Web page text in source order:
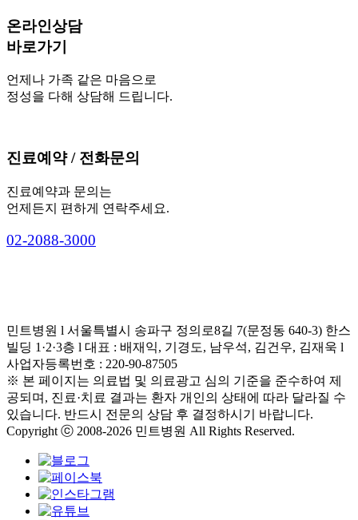
온라인상담
바로가기
언제나 가족 같은 마음으로
정성을 다해 상담해 드립니다.
진료예약 / 전화문의
진료예약과 문의는
언제든지 편하게 연락주세요.
02-2088-3000
민트병원 l 서울특별시 송파구 정의로8길 7(문정동 640-3) 한스
빌딩 1·2·3층 l 대표 : 배재익, 기경도, 남우석, 김건우, 김재욱 l
사업자등록번호 : 220-90-87505
※ 본 페이지는 의료법 및 의료광고 심의 기준을 준수하여 제
공되며, 진료·치료 결과는 환자 개인의 상태에 따라 달라질 수
있습니다. 반드시 전문의 상담 후 결정하시기 바랍니다.
Copyright ⓒ 2008-2026 민트병원 All Rights Reserved.